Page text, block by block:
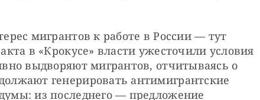
мигрантов к работе в России — тут
в «Крокусе» власти ужесточили условия
выдворяют мигрантов, отчитываясь о
генерировать антимигрантские
из последнего — предложение